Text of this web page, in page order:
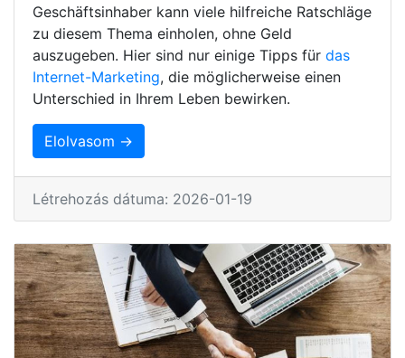
Geschäftsinhaber kann viele hilfreiche Ratschläge
zu diesem Thema einholen, ohne Geld
auszugeben. Hier sind nur einige Tipps für das
Internet-Marketing, die möglicherweise einen
Unterschied in Ihrem Leben bewirken.
Elolvasom →
Létrehozás dátuma: 2026-01-19